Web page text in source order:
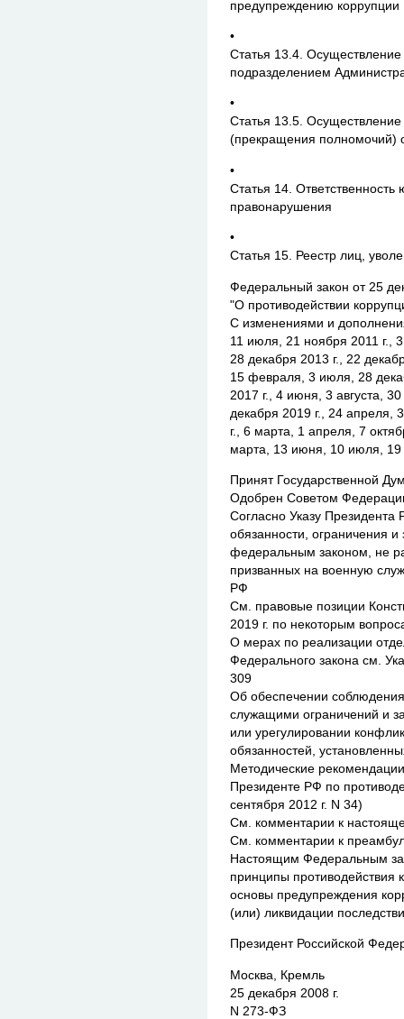
предупреждению коррупции
•
Статья 13.4.
подразделением
•
Статья 13.5.
(прекращения полномочий)
•
Статья 14.
правонарушения
•
Статья 15. Реестр лиц,
Федеральный закон от 25
"О противодействии
С изменениями и
11 июля, 21 ноября 2011 г.,
28 декабря 2013 г., 22
15 февраля, 3 июля, 28
2017 г., 4 июня, 3 августа,
декабря 2019 г., 24 апреля,
г., 6 марта, 1 апреля, 7
марта, 13 июня, 10 июля, 19
Принят Государственной
Одобрен Советом
Согласно Указу Президента
обязанности, ограничения
федеральным законом, не
призванных на военную
РФ
См. правовые позиции
2019 г. по некоторым
О мерах по реализации
Федерального закона см.
309
Об обеспечении
служащими ограничений и
или урегулировании
обязанностей,
Методические
Президенте РФ по
сентября 2012 г. N 34)
См. комментарии к
См. комментарии к
Настоящим Федеральным
принципы противодействия
основы предупреждения
(или) ликвидации
Президент Российской
Москва, Кремль
25 декабря 2008 г.
N 273-ФЗ